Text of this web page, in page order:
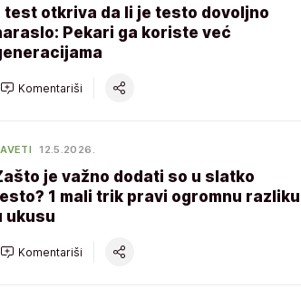
test otkriva da li je testo dovoljno
Pekari ga koriste već
Komentariši
12.5.2026.
je važno dodati so u slatko
1 mali trik pravi ogromnu razliku
ukusu
Komentariši